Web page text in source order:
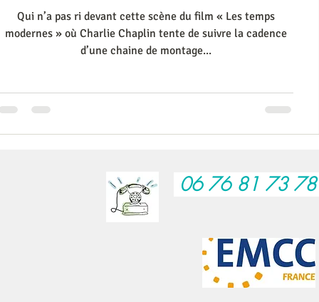
Qui n’a pas ri devant cette scène du film « Les temps
modernes » où Charlie Chaplin tente de suivre la cadence
d’une chaine de montage...
06 76 81 73 78